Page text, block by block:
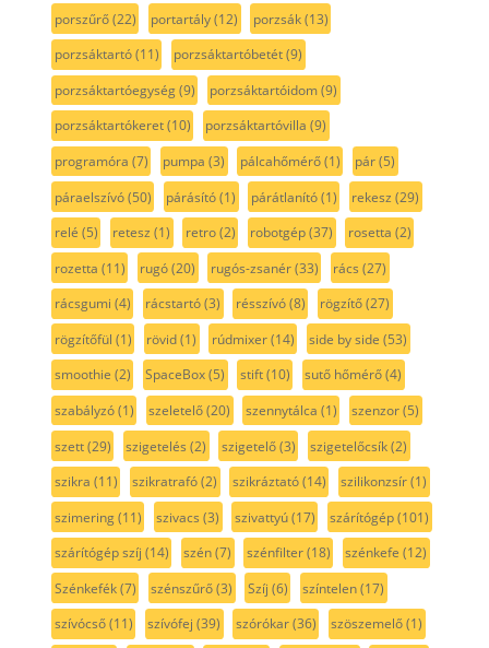
porszűrő(22) portartály(12) porzsák(13)
porzsáktartó(11) porzsáktartóbetét(9)
porzsáktartóegység(9) porzsáktartóidom(9)
porzsáktartókeret(10) porzsáktartóvilla (9)
programóra (7) pumpa (3) pálcahőmérő(1) pár(5)
páraelszívó(50) párásító(1) párátlanító(1) rekesz (29)
relé (5) retesz (1) retro(2) robotgép(37) rosetta (2)
rozetta (11) rugó(20) rugós-zsanér(33) rács (27)
rácsgumi (4) rácstartó(3) résszívó(8) rögzítő(27)
rögzítőfül (1) rövid(1) rúdmixer(14) side by side (53)
smoothie (2) SpaceBox(5) stift(10) sutő hőmérő(4)
szabályzó(1) szeletelő(20) szennytálca (1) szenzor(5)
szett(29) szigetelés (2) szigetelő(3) szigetelőcsík(2)
szikra (11) szikratrafó(2) szikráztató(14) szilikonzsír(1)
szimering(11) szivacs (3) szivattyú(17) szárítógép(101)
szárítógép szíj (14) szén(7) szénfilter(18) szénkefe (12)
Szénkefék(7) szénszűrő(3) Szíj (6) színtelen(17)
szívócső(11) szívófej (39) szórókar(36) szöszemelő(1)